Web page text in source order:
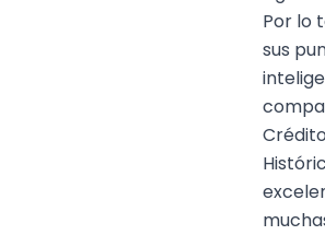
Por lo
sus